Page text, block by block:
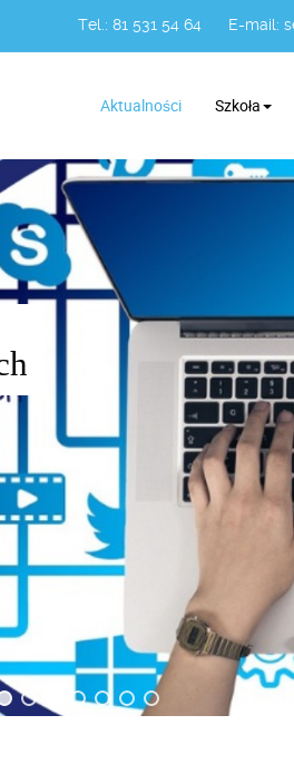
Tel.: 81 531 54 64 E-mail:
Aktualności Szkoła